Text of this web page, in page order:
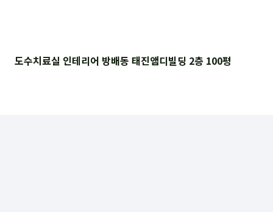
도수치료실 인테리어 방배동 태진앰디빌딩 2층 100평